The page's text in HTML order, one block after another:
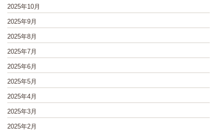
2025年10月
2025年9月
2025年8月
2025年7月
2025年6月
2025年5月
2025年4月
2025年3月
2025年2月